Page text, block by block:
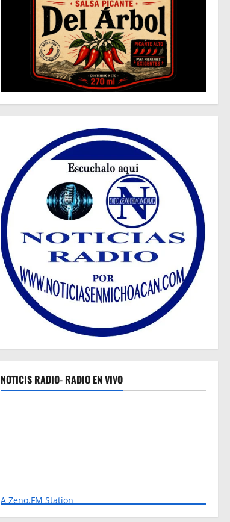
NOTICIS RADIO- RADIO EN VIVO
A Zeno.FM Station